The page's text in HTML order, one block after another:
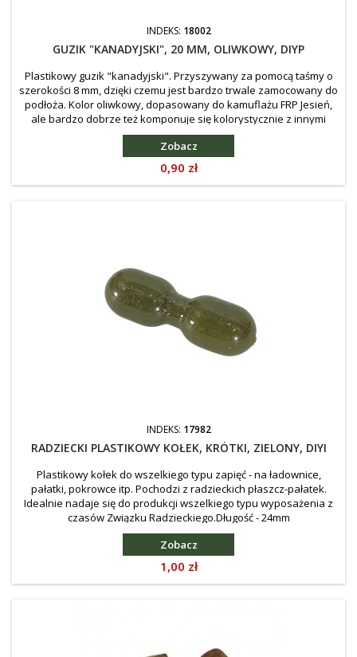
INDEKS: 18002
GUZIK "KANADYJSKI", 20 MM, OLIWKOWY, DIYP
Plastikowy guzik "kanadyjski". Przyszywany za pomocą taśmy o
szerokości 8 mm, dzięki czemu jest bardzo trwale zamocowany do
podłoża. Kolor oliwkowy, dopasowany do kamuflażu FRP Jesień,
ale bardzo dobrze też komponuje się kolorystycznie z innymi
kamuflażami dostępnymi w naszym sklepie.
Zobacz
Cena
0,90 zł
INDEKS: 17982
RADZIECKI PLASTIKOWY KOŁEK, KRÓTKI, ZIELONY, DIYI
Plastikowy kołek do wszelkiego typu zapięć - na ładownice,
pałatki, pokrowce itp. Pochodzi z radzieckich płaszcz-pałatek.
Idealnie nadaje się do produkcji wszelkiego typu wyposażenia z
czasów Związku Radzieckiego.Długość - 24mm
Zobacz
Cena
1,00 zł